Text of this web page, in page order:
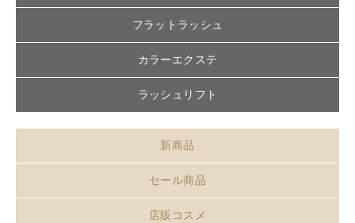
フラットラッシュ
カラーエクステ
ラッシュリフト
新商品
セール商品
店販コスメ